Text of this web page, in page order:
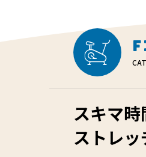
スキマ
ストレッ